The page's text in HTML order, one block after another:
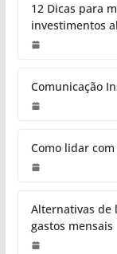
12 Dicas para
investimentos
Comunicação
Como lidar
Alternativas de
gastos mensais